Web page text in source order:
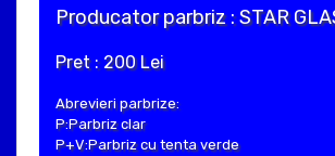
Producator parbriz : STAR
Pret : 200 Lei
Abrevieri parbrize:
P:Parbriz clar
P+V:Parbriz cu tenta verde